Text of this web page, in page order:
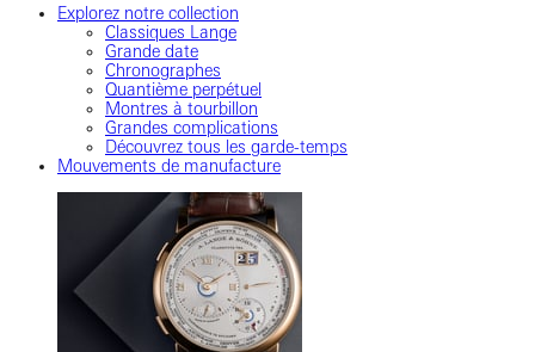
Explorez notre collection
Classiques Lange
Grande date
Chronographes
Quantième perpétuel
Montres à tourbillon
Grandes complications
Découvrez tous les garde-temps
Mouvements de manufacture